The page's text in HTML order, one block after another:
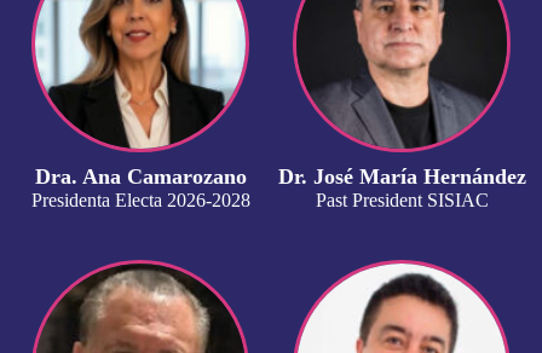
Dra. Ana Camarozano
Presidenta Electa 2026-2028
Dr. José María Hernández
Past President SISIAC